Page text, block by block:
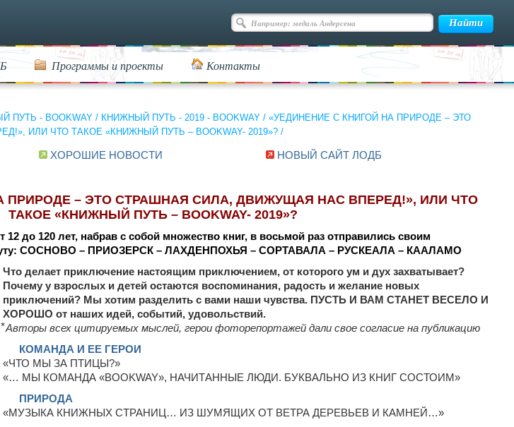
Программы и проекты Контакты
ПУТЬ - BOOKWAY / КНИЖНЫЙ ПУТЬ - 2019 - BOOKWAY / «УЕДИНЕНИЕ С КНИГОЙ НА ПРИРОДЕ – ЭТО
ИЛИ ЧТО ТАКОЕ «КНИЖНЫЙ ПУТЬ – BOOKWAY- 2019»? /
ХОРОШИЕ НОВОСТИ НОВЫЙ САЙТ ЛОДБ
ПРИРОДЕ – ЭТО СТРАШНАЯ СИЛА, ДВИЖУЩАЯ НАС ВПЕРЕД!», ИЛИ ЧТО
ТАКОЕ «КНИЖНЫЙ ПУТЬ – BOOKWAY- 2019»?
до 120 лет, набрав с собой множество книг, в восьмой раз отправились своим
СОСНОВО – ПРИОЗЕРСК – ЛАХДЕНПОХЬЯ – СОРТАВАЛА – РУСКЕАЛА – КААЛАМО
Что делает приключение настоящим приключением, от которого ум и дух захватывает?
Почему у взрослых и детей остаются воспоминания, радость и желание новых
приключений? Мы хотим разделить с вами наши чувства. ПУСТЬ И ВАМ СТАНЕТ ВЕСЕЛО И
ХОРОШО от наших идей, событий, удовольствий.
⃰ Авторы всех цитируемых мыслей, герои фоторепортажей дали свое согласие на публикацию
КОМАНДА И ЕЕ ГЕРОИ
«ЧТО МЫ ЗА ПТИЦЫ?»
«… МЫ КОМАНДА «BOOKWAY», НАЧИТАННЫЕ ЛЮДИ. БУКВАЛЬНО ИЗ КНИГ СОСТОИМ»
ПРИРОДА
«МУЗЫКА КНИЖНЫХ СТРАНИЦ… ИЗ ШУМЯЩИХ ОТ ВЕТРА ДЕРЕВЬЕВ И КАМНЕЙ…»